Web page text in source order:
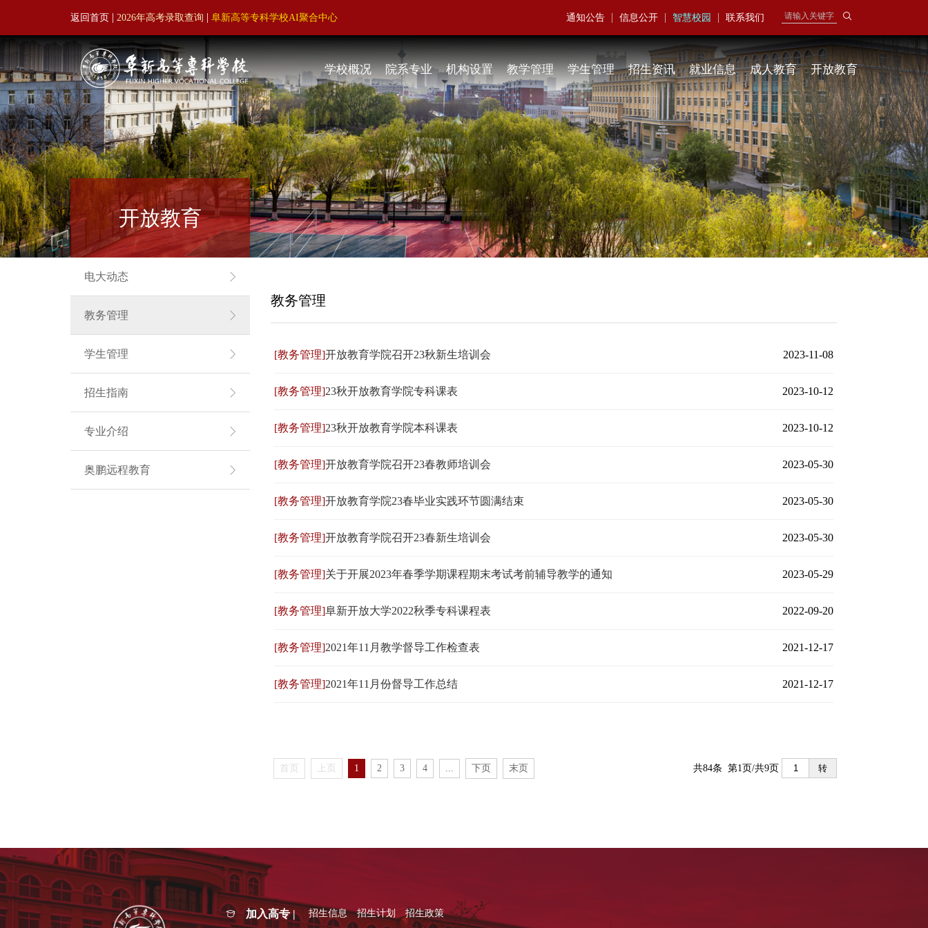
返回首页 | 2026年高考录取查询 | 阜新高等专科学校AI聚合中心 通知公告 | 信息公开 | 智慧校园 | 联系我们
学校概况 院系专业 机构设置 教学管理 学生管理 招生资讯 就业信息 成人教育 开放教育
开放教育
电大动态
教务管理
学生管理
招生指南
专业介绍
奥鹏远程教育
教务管理
[教务管理]开放教育学院召开23秋新生培训会 2023-11-08
[教务管理]23秋开放教育学院专科课表 2023-10-12
[教务管理]23秋开放教育学院本科课表 2023-10-12
[教务管理]开放教育学院召开23春教师培训会 2023-05-30
[教务管理]开放教育学院23春毕业实践环节圆满结束 2023-05-30
[教务管理]开放教育学院召开23春新生培训会 2023-05-30
[教务管理]关于开展2023年春季学期课程期末考试考前辅导教学的通知 2023-05-29
[教务管理]阜新开放大学2022秋季专科课程表 2022-09-20
[教务管理]2021年11月教学督导工作检查表 2021-12-17
[教务管理]2021年11月份督导工作总结 2021-12-17
首页 上页 1 2 3 4 ... 下页 末页 共84条 第1页/共9页 转
加入高专 | 招生信息 招生计划 招生政策